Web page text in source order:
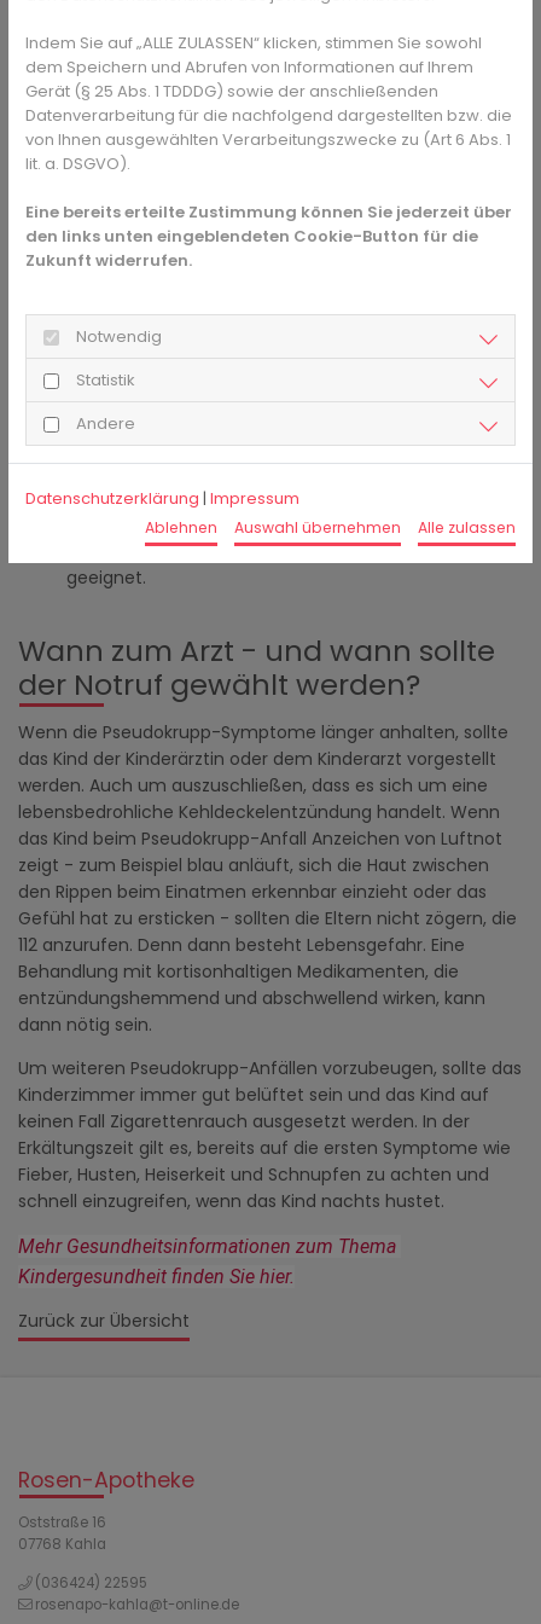
Zurück zur Übersicht
Maßnahmen bei Pseudokrupp
Wacht das Kind mit diesem bellenden Husten und sogar
einige Maßnahmen zu ergreifen:
Auch wenn das in der Angst manchmal schwerfällt -
Kind aufregt, können sich die Symptome
verschlimmern.
Das Kind am besten aufsetzen oder auf den Arm
nehmen, denn dann fällt die Atmung leichter als im
Liegen.
Fenster auf! Frische und vor allem kalte Luft lässt die
Schleimhäute abschwellen und befeuchtet sie, das
Atmen fällt leichter, der Husten lässt nach.
Dem Kind etwas Kühles zu trinken geben, am besten
Wasser oder kalten Tee. Milch ist in diesem Fall nicht
geeignet.
Wann zum Arzt - und wann sollte
der Notruf gewählt werden?
Wenn die Pseudokrupp-Symptome länger anhalten, sollte
das Kind der Kinderärztin oder dem Kinderarzt vorgestellt
werden. Auch um auszuschließen, dass es sich um eine
lebensbedrohliche Kehldeckelentzündung handelt. Wenn
das Kind beim Pseudokrupp-Anfall Anzeichen von Luftnot
zeigt - zum Beispiel blau anläuft, sich die Haut zwischen
den Rippen beim Einatmen erkennbar einzieht oder das
Gefühl hat zu ersticken - sollten die Eltern nicht zögern, die
112 anzurufen. Denn dann besteht Lebensgefahr. Eine
Behandlung mit kortisonhaltigen Medikamenten, die
entzündungshemmend und abschwellend wirken, kann
dann nötig sein.
Um weiteren Pseudokrupp-Anfällen vorzubeugen, sollte das
Kinderzimmer immer gut belüftet sein und das Kind auf
keinen Fall Zigarettenrauch ausgesetzt werden. In der
Erkältungszeit gilt es, bereits auf die ersten Symptome wie
Fieber, Husten, Heiserkeit und Schnupfen zu achten und
schnell einzugreifen, wenn das Kind nachts hustet.
Mehr Gesundheitsinformationen zum Thema
Kindergesundheit finden Sie hier.
Rosen-Apotheke
Oststraße 16
07768 Kahla
(036424) 22595
rosenapo-kahla@t-online.de
Indem Sie auf „ALLE ZULASSEN“ klicken, stimmen Sie sowohl
dem Speichern und Abrufen von Informationen auf Ihrem
Gerät (§ 25 Abs. 1 TDDDG) sowie der anschließenden
Datenverarbeitung für die nachfolgend dargestellten bzw. die
von Ihnen ausgewählten Verarbeitungszwecke zu (Art 6 Abs. 1
lit. a. DSGVO).
Eine bereits erteilte Zustimmung können Sie jederzeit über
den links unten eingeblendeten Cookie-Button für die
Zukunft widerrufen.
Notwendig
Statistik
Andere
Datenschutzerklärung | Impressum
Ablehnen Auswahl übernehmen Alle zulassen